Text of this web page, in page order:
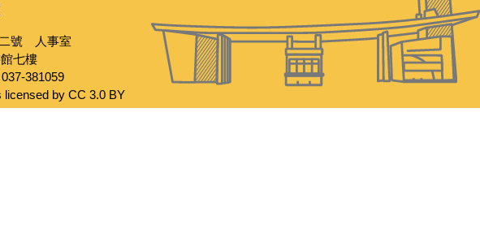
號 人事室
七樓
381059
licensed by CC 3.0 BY